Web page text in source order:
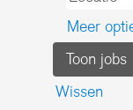
Meer
Wissen